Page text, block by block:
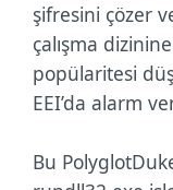
şifresini çözer
çalışma
popülaritesi
EEI’da alarm
Bu